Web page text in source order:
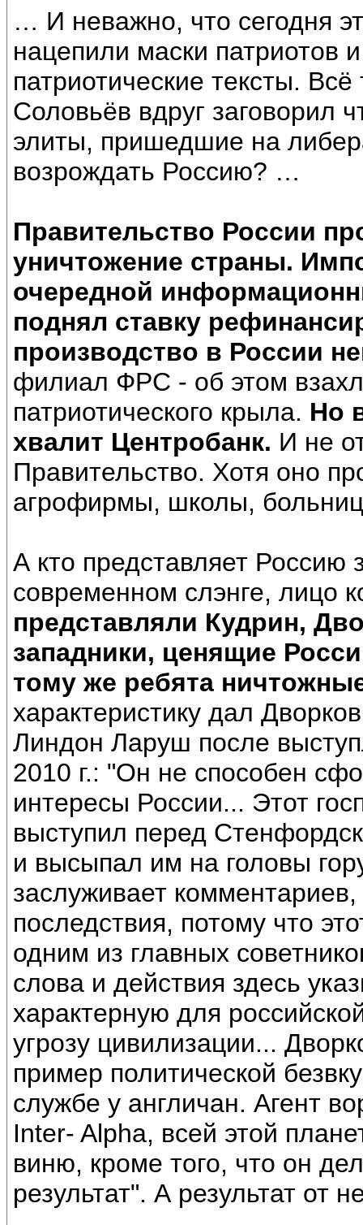
… И неважно, что сегодня
нацепили маски патриотов
патриотические тексты.
Соловьёв вдруг заговорил
элиты, пришедшие на
возрождать Россию? …
Правительство России
уничтожение страны.
очередной
поднял ставку
производство в России
филиал ФРС - об этом
патриотического крыла. Но
хвалит Центробанк. И не
Правительство. Хотя оно
агрофирмы, школы,
А кто представляет Россию
современном слэнге, лицо
представляли Кудрин,
западники, ценящие
тому же ребята
характеристику дал
Линдон Ларуш после
2010 г.: "Он не способен
интересы России... Этот
выступил перед
и высыпал им на головы
заслуживает комментариев,
последствия, потому что
одним из главных
слова и действия здесь
характерную для
угрозу цивилизации...
пример политической
службе у англичан. Агент
Inter- Alpha, всей этой
виню, кроме того, что он
результат". А результат от